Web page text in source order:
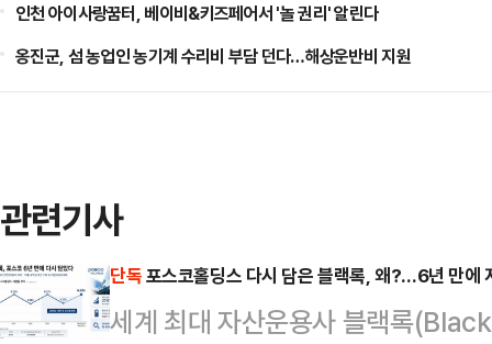
인천 아이사랑꿈터, 베이비&키즈페어서 '놀 권리' 알린다
옹진군, 섬 농업인 농기계 수리비 부담 던다…해상운반비 지원
관련기사
단독포스코홀딩스 다시 담은 블랙록, 왜?…6년 만에
세계 최대 자산운용사 블랙록